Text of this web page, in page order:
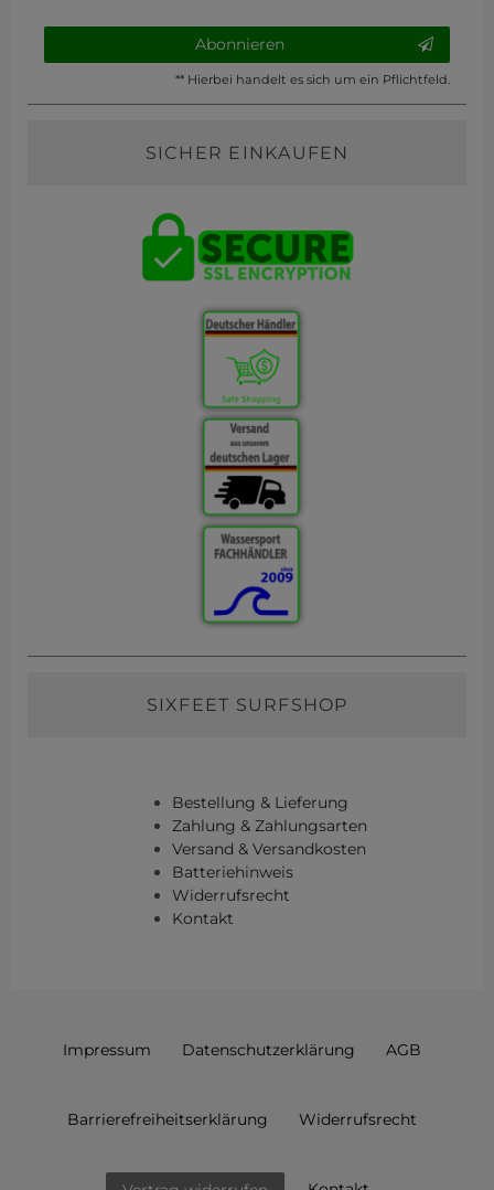
Abonnieren
** Hierbei handelt es sich um ein Pflichtfeld.
SICHER EINKAUFEN
SIXFEET SURFSHOP
Bestellung & Lieferung
Zahlung & Zahlungsarten
Versand & Versandkosten
Batteriehinweis
Widerrufsrecht
Kontakt
Impressum Daten­schutz­erklärung AGB
Barrierefreiheitserklärung Widerrufs­recht